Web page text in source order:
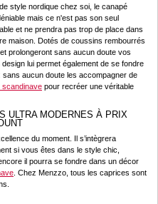
style nordique chez soi, le canapé
mais ce n'est pas son seul
et ne prendra pas trop de place dans
maison. Dotés de coussins rembourrés
prolongeront sans aucun doute vos
lui permet également de se fondre
aucun doute les accompagner de
scandinave pour recréer une véritable
ULTRA MODERNES À PRIX
du moment. Il s’intègrera
si vous êtes dans le style chic,
il pourra se fondre dans un décor
. Chez Menzzo, tous les caprices sont